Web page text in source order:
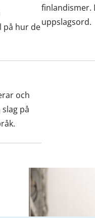
på hur de
finlandismer.
uppslagsord.
och
på